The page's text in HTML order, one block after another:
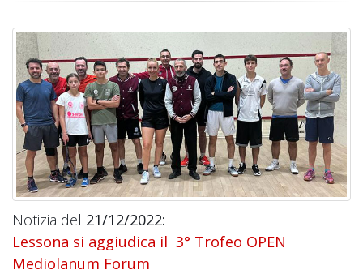
Notizia del 21/12/2022:
Lessona si aggiudica il 3° Trofeo OPEN
Mediolanum Forum